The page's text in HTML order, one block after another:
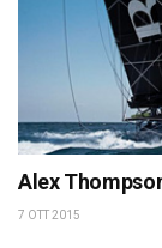
Alex
7 OTT 2015